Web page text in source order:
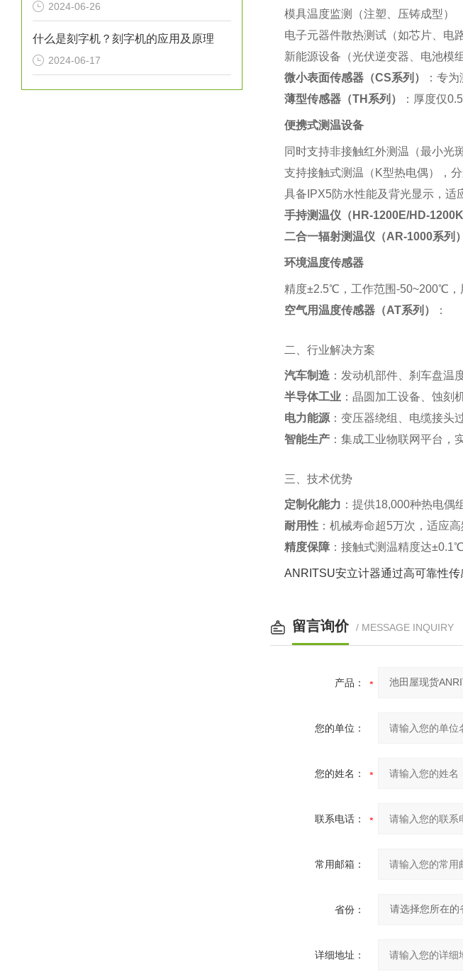
2024-06-26
什么是刻字机？刻字机的应用及原理
2024-06-17
模具温度监测（注塑、压铸成型）
电子元器件散热测试（如芯片、电路
新能源设备（光伏逆变器、电池模
微小表面传感器（CS系列）
：专
薄型传感器（TH系列）
：厚度仅
便携式测温设备
同时支持非接触红外测温（最小光
支持接触式测温（K型热电偶），
具备IPX5防水性能及背光显示，适
手持测温仪（HR-1200E/HD-1200K
二合一辐射测温仪（AR-1000系列）
环境温度传感器
精度±2.5℃，工作范围-50~200℃，
空气用温度传感器（AT系列）
‌：
二、行业解决方案
汽车制造 ：发动机部件、刹车盘温
半导体工业 ：晶圆加工设备、蚀刻
电力能源 ：变压器绕组、电缆接头
智能生产 ：集成工业物联网平台，
三、技术优势
定制化能力 ：提供18,000种热电偶
耐用性 ：机械寿命超5万次，适应
精度保障 ：接触式测温精度达
ANRITSU安立计器通过高可靠性
留言询价 / MESSAGE INQUIRY
产品：
您的单位：
您的姓名：
联系电话：
常用邮箱：
省份：
详细地址：